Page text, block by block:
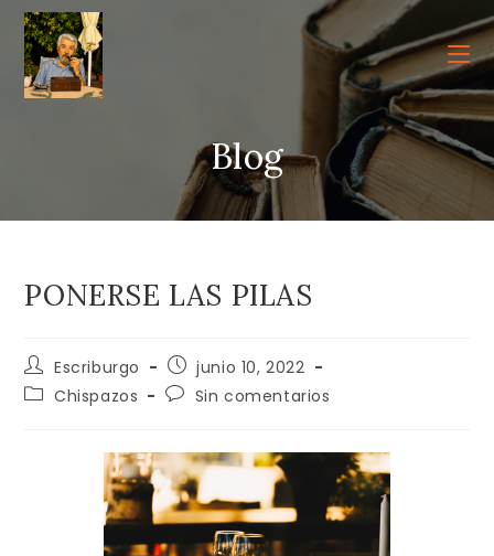
contenido
Blog
PONERSE LAS PILAS
Autor
de
la
Escriburgo
Publicación
de
la
junio 10, 2022
Categoría
Chispazos
Comentarios
entrada:
Sin comentarios